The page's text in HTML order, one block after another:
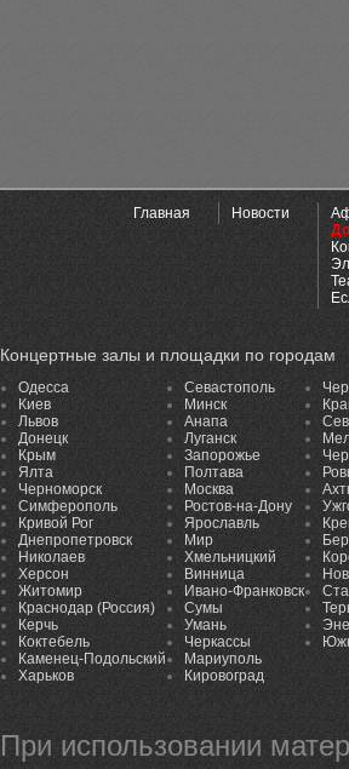
Главная Новости
Концертные залы и площадки по городам
Одесса
Киев
Львов
Донецк
Крым
Ялта
Черноморск
Симферополь
Кривой Рог
Днепропетровск
Николаев
Херсон
Житомир
Краснодар (Россия)
Керчь
Коктебель
Каменец-Подольский
Харьков
Севастополь
Минск
Анапа
Луганск
Запорожье
Полтава
Москва
Ростов-на-Дону
Ярославль
Мир
Хмельницкий
Винница
Ивано-Франковск
Сумы
Умань
Черкассы
Мариуполь
Кировоград
При использовании